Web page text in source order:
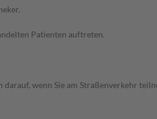
Patienten auftreten.
wenn Sie am Straßenverkehr